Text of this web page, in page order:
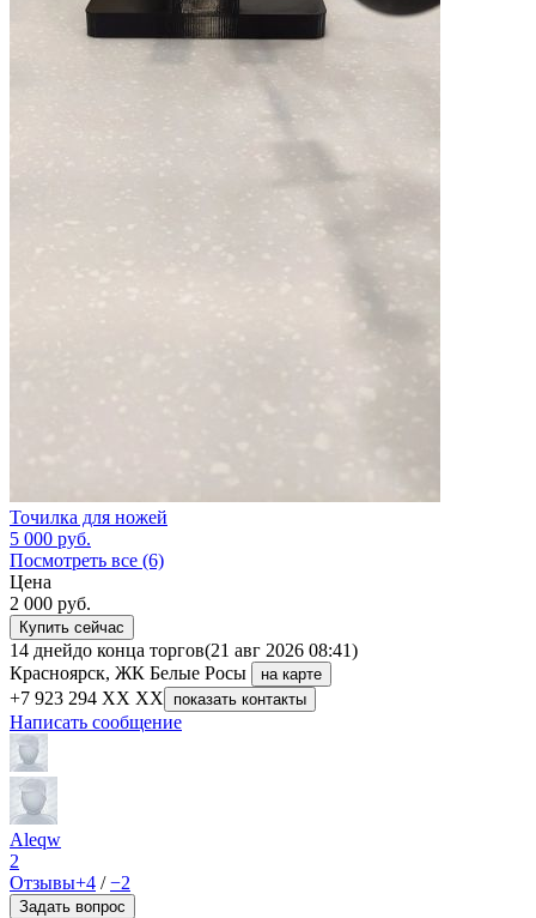
Точилка для ножей
5 000 руб.
Посмотреть все (6)
Цена
2 000 руб.
Купить сейчас
14 днейдо конца торгов(21 авг 2026 08:41)
Красноярск, ЖК Белые Росы
на карте
+7 923 294 XX XX показать контакты
Написать сообщение
Аleqw
2
Отзывы+4 /−2
Задать вопрос